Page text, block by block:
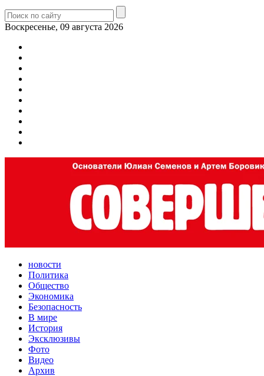
Воскресенье, 09 августа 2026
новости
Политика
Общество
Экономика
Безопасность
В мире
История
Эксклюзивы
Фото
Видео
Архив